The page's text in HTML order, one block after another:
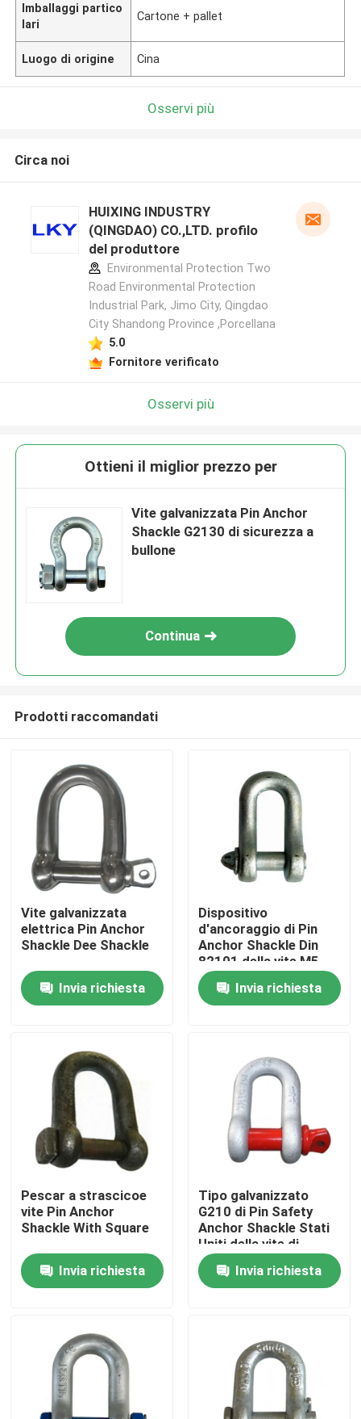
Casa
Chi siamo
Contatti
Prodotti
Video
Hardware d'attrezzatura della corda
Marine Rigging Hardware
Perno ad occhio forgiato
Montaggi di Electric Power
Imballaggi partico
lari
Cartone + pallet
Luogo di origine Cina
Osservi più
Circa noi
HUIXING INDUSTRY
(QINGDAO) CO.,LTD. profilo
del produttore
Environmental Protection Two
Road Environmental Protection
Industrial Park, Jimo City, Qingdao
City Shandong Province ,Porcellana
5.0
Fornitore verificato
Osservi più
Ottieni il miglior prezzo per
Vite galvanizzata Pin Anchor
Shackle G2130 di sicurezza a
bullone
Continua
Prodotti raccomandati
Vite galvanizzata
elettrica Pin Anchor
Shackle Dee Shackle
Invia richiesta
Dispositivo
d'ancoraggio di Pin
Anchor Shackle Din
82101 della vite M5
Invia richiesta
Pescar a strascicoe
vite Pin Anchor
Shackle With Square
Invia richiesta
Tipo galvanizzato
G210 di Pin Safety
Anchor Shackle Stati
Uniti della vite di
Crosby
Invia richiesta